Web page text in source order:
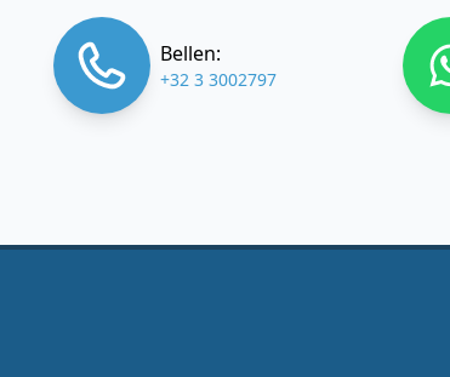
Bellen:
+32 3 3002797